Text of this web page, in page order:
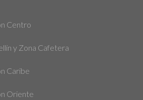
Centro
y Zona Cafetera
Caribe
Oriente